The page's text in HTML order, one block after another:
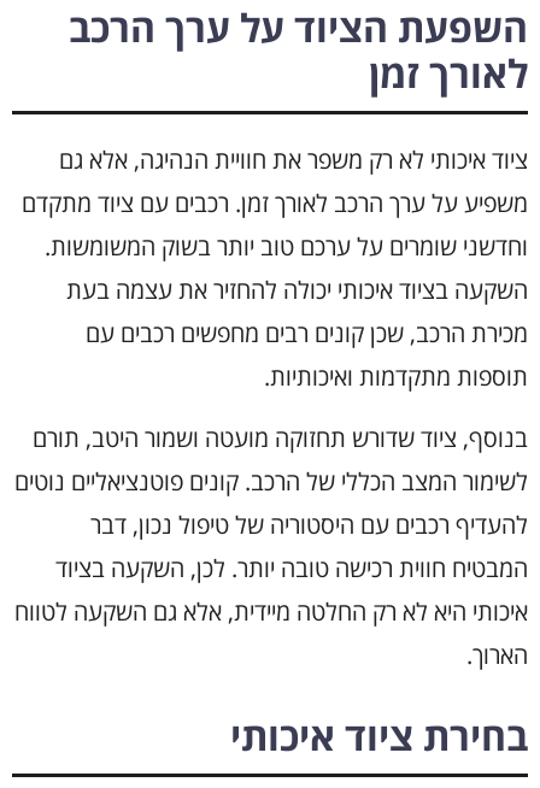
השפעת הציוד על ערך הרכב
לאורך זמן
ציוד איכותי לא רק משפר את חוויית הנהיגה, אלא גם
משפיע על ערך הרכב לאורך זמן. רכבים עם ציוד מתקדם
וחדשני שומרים על ערכם טוב יותר בשוק המשומשות.
השקעה בציוד איכותי יכולה להחזיר את עצמה בעת
מכירת הרכב, שכן קונים רבים מחפשים רכבים עם
תוספות מתקדמות ואיכותיות.
בנוסף, ציוד שדורש תחזוקה מועטה ושמור היטב, תורם
לשימור המצב הכללי של הרכב. קונים פוטנציאליים נוטים
להעדיף רכבים עם היסטוריה של טיפול נכון, דבר
המבטיח חווית רכישה טובה יותר. לכן, השקעה בציוד
איכותי היא לא רק החלטה מיידית, אלא גם השקעה לטווח
הארוך.
בחירת ציוד איכותי